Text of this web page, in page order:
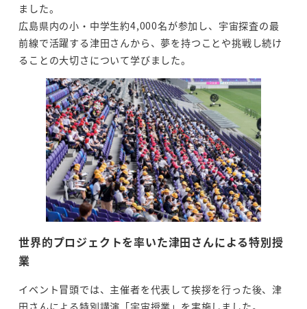
ました。
広島県内の小・中学生約4,000名が参加し、宇宙探査の最
前線で活躍する津田さんから、夢を持つことや挑戦し続け
ることの大切さについて学びました。
世界的プロジェクトを率いた津田さんによる特別授
業
イベント冒頭では、主催者を代表して挨拶を行った後、津
田さんによる特別講演「宇宙授業」を実施しました。